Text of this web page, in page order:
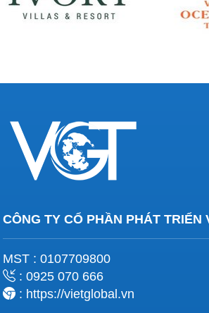
CÔNG TY CỔ PHẦN PHÁT TRIỂN
MST : 0107709800
: 0925 070 666
: https://vietglobal.vn